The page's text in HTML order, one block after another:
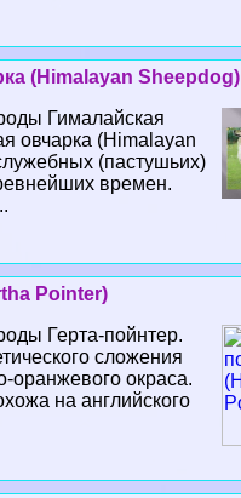
(Himalayan Sheepdog)
Гималайская
овчарка (Himalayan
(пастушьих)
времен.
Pointer)
Герта-пойнтер.
сложения
оранжевого окраса.
на английского